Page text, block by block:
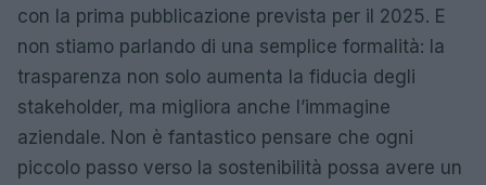
con la prima pubblicazione prevista per il 2025. E
non stiamo parlando di una semplice formalità: la
trasparenza non solo aumenta la fiducia degli
stakeholder, ma migliora anche l’immagine
aziendale. Non è fantastico pensare che ogni
piccolo passo verso la sostenibilità possa avere un